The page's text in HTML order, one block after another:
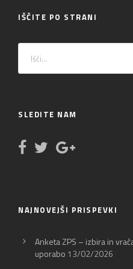
IŠČITE PO STRANI
SLEDITE NAM
NAJNOVEJŠI PRISPEVKI
Anketa ZPS – izbira in
uporabo 13/02/2026